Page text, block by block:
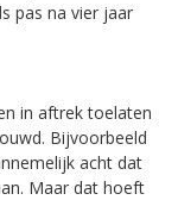
pas na vier jaar
in aftrek toelaten
Bijvoorbeeld
acht dat
Maar dat hoeft